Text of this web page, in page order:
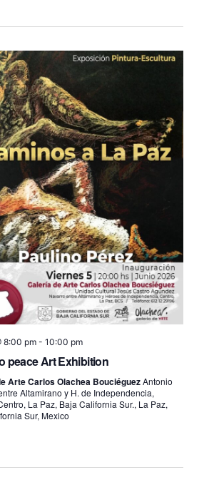
8:00 pm- 10:00 pm
peace Art Exhibition
Arte Carlos Olachea BouciéguezAntonio
Altamirano y H. de Independencia,
La Paz, Baja California Sur., La Paz,
Sur, Mexico